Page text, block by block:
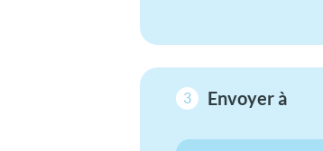
3 Envoyer à